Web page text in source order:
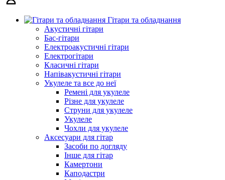
Гітари та обладнання
Акустичні гітари
Бас-гітари
Електроакустичні гітари
Електрогітари
Класичні гітари
Напівакустичні гітари
Укулеле та все до неї
Ремені для укулеле
Різне для укулеле
Струни для укулеле
Укулеле
Чохли для укулеле
Аксесуари для гітар
Засоби по догляду
Інше для гітар
Камертони
Каподастри